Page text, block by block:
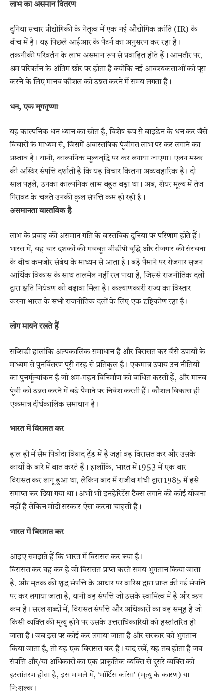
लाभ का असमान वितरण
दुनिया संचार प्रौद्योगिकी के नेतृत्व में एक नई औद्योगिक क्रांति (IR) के
बीच में है। यह पिछले आईआर के पैटर्न का अनुसरण कर रहा है।
तकनीकी परिवर्तन के लाभ असमान रूप से प्रवाहित होते हैं। आमतौर पर,
श्रम परिवर्तन के अंतिम छोर पर होता है क्योंकि नई आवश्यकताओं को पूरा
करने के लिए मानव कौशल को उन्नत करने में समय लगता है।
धन, एक मृगतृष्णा
यह काल्पनिक धन ध्यान का स्रोत है, विशेष रूप से बाइडेन के धन कर जैसे
विचारों के माध्यम से, जिसमें अवास्तविक पूंजीगत लाभ पर कर लगाने का
प्रस्ताव है। यानी, काल्पनिक मूल्यवृद्धि पर कर लगाया जाएगा। एलन मस्क
की अस्थिर संपत्ति दर्शाती है कि यह विचार कितना अव्यवहारिक है। दो
साल पहले, उनका काल्पनिक लाभ बहुत बड़ा था। अब, शेयर मूल्य में तेज
गिरावट के चलते उनकी कुल संपत्ति कम हो रही है।
असमानता वास्तविक है
लाभ के प्रवाह की असमान गति के वास्तविक दुनिया पर परिणाम होते हैं।
भारत में, यह चार दशकों की मजबूत जीडीपी वृद्धि और रोजगार की संरचना
के बीच कमजोर संबंध के माध्यम से आता है। बड़े पैमाने पर रोजगार सृजन
आर्थिक विकास के साथ तालमेल नहीं रख पाया है, जिससे राजनीतिक दलों
द्वारा क्षति नियंत्रण को बढ़ावा मिला है। कल्याणकारी राज्य का विस्तार
करना भारत के सभी राजनीतिक दलों के लिए एक दृष्टिकोण रहा है।
लोग मायने रखते हैं
सब्सिडी हालांकि अल्पकालिक समाधान है और विरासत कर जैसे उपायों के
माध्यम से पुनर्वितरण पूरी तरह से प्रतिकूल है। एकमात्र उपाय उन नीतियों
का पुनर्मूल्यांकन है जो श्रम-गहन विनिर्माण को बाधित करती हैं, और मानव
पूंजी को उन्नत करने में बड़े पैमाने पर निवेश करती हैं। कौशल विकास ही
एकमात्र दीर्घकालिक समाधान है।
भारत में विरासत कर
हाल ही में सैम पित्रोदा विवाद ट्रेंड में है जहां वह विरासत कर और उसके
कार्यों के बारे में बात करते हैं। हालाँकि, भारत में 1953 में एक बार
विरासत कर लागू हुआ था, लेकिन बाद में राजीव गांधी द्वारा 1985 में इसे
समाप्त कर दिया गया था। अभी भी इनहेरिटेंस टैक्स लगाने की कोई योजना
नहीं है लेकिन मोदी सरकार ऐसा करना चाहती है।
भारत में विरासत कर
आइए समझते हैं कि भारत में विरासत कर क्या है।
विरासत कर वह कर है जो विरासत प्राप्त करते समय भुगतान किया जाता
है, और मृतक की शुद्ध संपत्ति के आधार पर वारिस द्वारा प्राप्त की गई संपत्ति
पर कर लगाया जाता है, यानी वह संपत्ति जो उसके स्वामित्व में है और ऋण
कम है। सरल शब्दों में, विरासत संपत्ति और अधिकारों का वह समूह है जो
किसी व्यक्ति की मृत्यु होने पर उसके उत्तराधिकारियों को हस्तांतरित हो
जाता है। जब इस पर कोई कर लगाया जाता है और सरकार को भुगतान
किया जाता है, तो यह एक विरासत कर है। याद रखें, यह तब होता है जब
संपत्ति और/या अधिकारों का एक प्राकृतिक व्यक्ति से दूसरे व्यक्ति को
हस्तांतरण होता है, इस मामले में, ‘मॉर्टिस कॉसा’ (मृत्यु के कारण) या
नि:शुल्क।